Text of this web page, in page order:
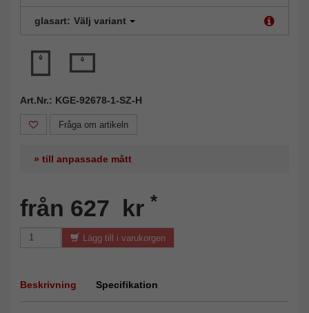
glasart: Välj variant
Art.Nr.: KGE-92678-1-SZ-H
Fråga om artikeln
» till anpassade mått
från 627 kr *
Lägg till i varukorgen
Beskrivning Specifikation